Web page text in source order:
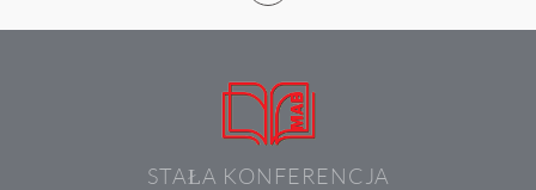
STAŁA KONFERENCJA